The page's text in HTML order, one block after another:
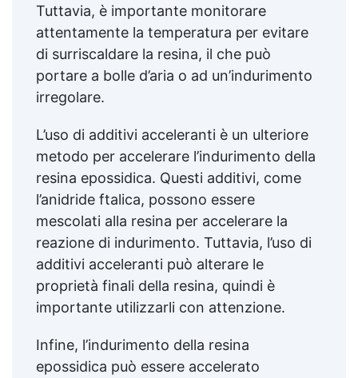
Tuttavia, è importante monitorare
attentamente la temperatura per evitare
di surriscaldare la resina, il che può
portare a bolle d’aria o ad un’indurimento
irregolare.
L’uso di additivi acceleranti è un ulteriore
metodo per accelerare l’indurimento della
resina epossidica. Questi additivi, come
l’anidride ftalica, possono essere
mescolati alla resina per accelerare la
reazione di indurimento. Tuttavia, l’uso di
additivi acceleranti può alterare le
proprietà finali della resina, quindi è
importante utilizzarli con attenzione.
Infine, l’indurimento della resina
epossidica può essere accelerato